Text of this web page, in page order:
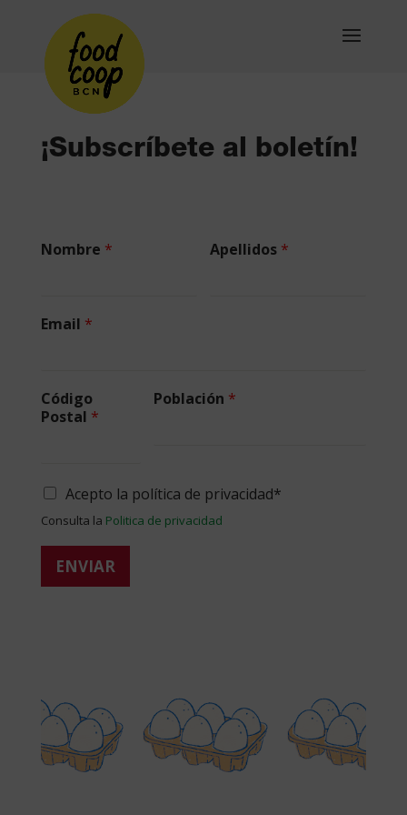
¡Subscríbete al boletín!
Nombre * Apellidos *
Email *
Código
Postal *
Población *
Acepto la política de privacidad*
Consulta la Politica de privacidad
ENVIAR